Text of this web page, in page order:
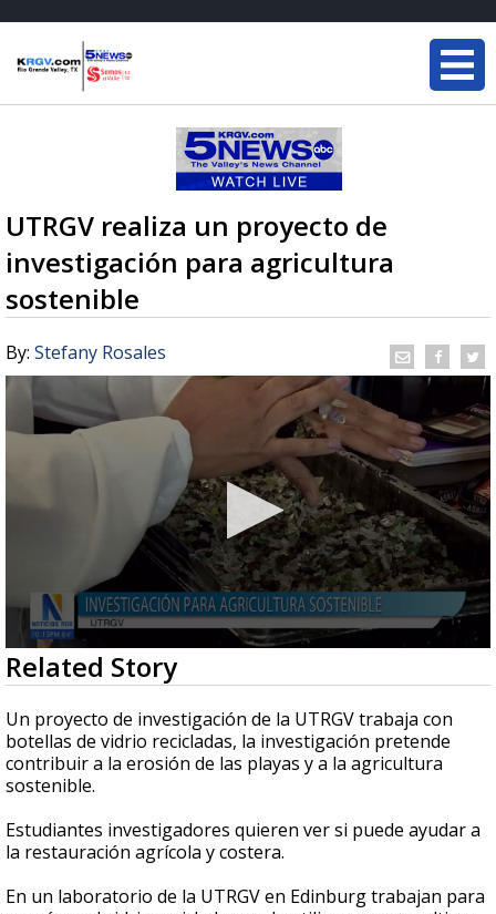
UTRGV realiza un proyecto de
investigación para agricultura
sostenible
By: Stefany Rosales
0
seconds
of
1
minute,
49
seconds
Related Story
Un proyecto de investigación de la UTRGV trabaja con
botellas de vidrio recicladas, la investigación pretende
contribuir a la erosión de las playas y a la agricultura
sostenible.
Estudiantes investigadores quieren ver si puede ayudar a
la restauración agrícola y costera.
En un laboratorio de la UTRGV en Edinburg trabajan para